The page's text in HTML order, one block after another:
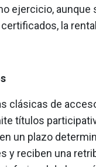
ejercicio, aunque
la
clásicas de
títulos
un plazo
y reciben una